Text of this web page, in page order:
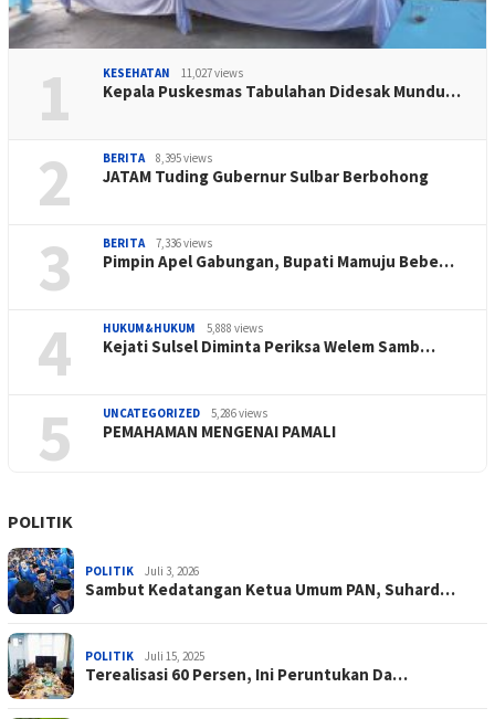
1 KESEHATAN 11,027 views
Kepala Puskesmas Tabulahan Didesak Mundu…
2 BERITA 8,395 views
JATAM Tuding Gubernur Sulbar Berbohong
3 BERITA 7,336 views
Pimpin Apel Gabungan, Bupati Mamuju Bebe…
4 HUKUM&HUKUM 5,888 views
Kejati Sulsel Diminta Periksa Welem Samb…
5 UNCATEGORIZED 5,286 views
PEMAHAMAN MENGENAI PAMALI
POLITIK
POLITIK Juli 3, 2026
Sambut Kedatangan Ketua Umum PAN, Suhard…
POLITIK Juli 15, 2025
Terealisasi 60 Persen, Ini Peruntukan Da…